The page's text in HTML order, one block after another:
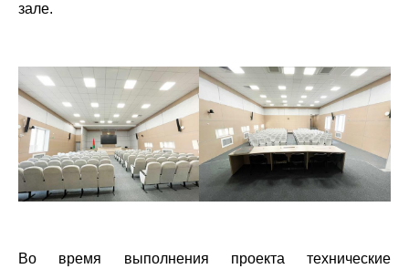
зале.
Во время выполнения проекта технические